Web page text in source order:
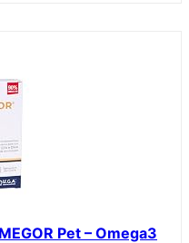
Pet – Omega3